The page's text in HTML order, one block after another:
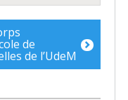
de
de l’UdeM